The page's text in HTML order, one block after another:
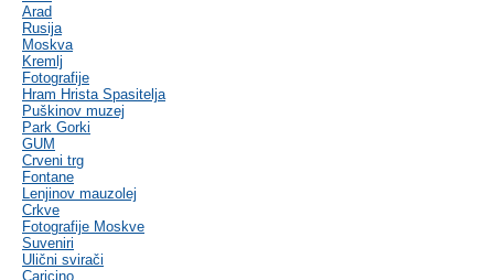
Arad
Rusija
Moskva
Kremlj
Fotografije
Hram Hrista Spasitelja
Puškinov muzej
Park Gorki
GUM
Crveni trg
Fontane
Lenjinov mauzolej
Crkve
Fotografije Moskve
Suveniri
Ulični svirači
Caricino